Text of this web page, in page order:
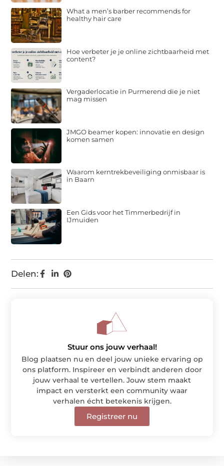
Delen:
What a men’s barber recommends for
healthy hair care
Hoe verbeter je je online zichtbaarheid met
content?
Vergaderlocatie in Purmerend die je niet
mag missen
JMGO beamer kopen: innovatie en design
komen samen
Waarom kerntrekbeveiliging onmisbaar is
in Baarn
Een Gids voor het Timmerbedrijf in
IJmuiden
Stuur ons jouw verhaal!
Blog plaatsen nu en deel jouw unieke ervaring op
ons platform. Inspireer en verbindt anderen door
jouw verhaal te vertellen. Jouw stem maakt
impact en versterkt een community waar
verhalen écht betekenis krijgen.
Registreer nu